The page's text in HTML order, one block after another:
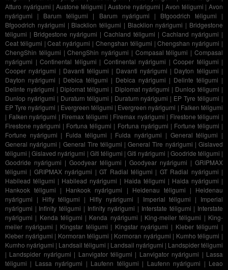
Atturo nyárigumi |Austone téligumi |Austone nyárigumi |Avon téligumi |Avon
nyárigumi | Barum téligumi | Barum nyárigumi | Bfgoodrich téligumi |
Bfgoodrich nyárigumi | Blacklion téligumi | Blacklion nyárigumi | Bridgestone
téligumi | Bridgestone nyárigumi | Cachland téligumi | Cachland nyárigumi |
Ceat téligumi |Ceat nyárigumi | Chengshan téligumi |Chengshan nyárigumi |
ChengShin téligumi |ChengShin nyárigumi | Compasal téligumi |Compasal
nyárigumi | Continental téligumi | Continental nyárigumi | Cooper téligumi |
Cooper nyárigumi | Davanti téligumi | Davanti nyárigumi | Dayton téligumi |
Dayton nyárigumi | Debica téligumi | Debica nyárigumi | Delinte téligumi |
Delinte nyárigumi | Diplomat téligumi | Diplomat nyárigumi | Dunlop téligumi |
Dunlop nyárigumi | Duraturn téligumi | Duraturn nyárigumi | EP Tyre téligumi |
EP Tyre nyárigumi | Evergreen téligumi | Evergreen nyárigumi | Falken téligumi
| Falken nyárigumi | Firemax téligumi | Firemax nyárigumi | Firestone téligumi |
Firestone nyárigumi | Fortuna téligumi | Fortuna nyárigumi | Fortune téligumi |
Fortune nyárigumi | Fulda téligumi | Fulda nyárigumi | General téligumi |
General nyárigumi | General Tire téligumi |General Tire nyárigumi |Gislaved
téligumi |Gislaved nyárigumi | Giti téligumi |Giti nyárigumi | Goodride téligumi |
Goodride nyárigumi | Goodyear téligumi | Goodyear nyárigumi | GRIPMAX
téligumi | GRIPMAX nyárigumi |GT Radial téligumi | GT Radial nyárigumi |
Habilead téligumi | Habilead nyárigumi | Haida téligumi | Haida nyárigumi |
Hankook téligumi | Hankook nyárigumi | Heidenau téligumi | Heidenau
nyárigumi | Hifly téligumi | Hifly nyárigumi | Imperial téligumi | Imperial
nyárigumi | Infinity téligumi | Infinity nyárigumi | Interstate téligumi | Interstate
nyárigumi | Kenda téligumi | Kenda nyárigumi | King-meiler téligumi | King-
meiler nyárigumi | Kingstar téligumi | Kingstar nyárigumi | Kleber téligumi |
Kleber nyárigumi | Kormoran téligumi | Kormoran nyárigumi | Kumho téligumi |
Kumho nyárigumi | Landsail téligumi | Landsail nyárigumi | Landspider téligumi
| Landspider nyárigumi | Lanvigator téligumi | Lanvigator nyárigumi | Lassa
téligumi | Lassa nyárigumi | Laufenn téligumi | Laufenn nyárigumi | Leao